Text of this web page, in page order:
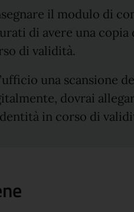
il modulo di
di avere una
di validità.
una scansione
dovrai
in corso di